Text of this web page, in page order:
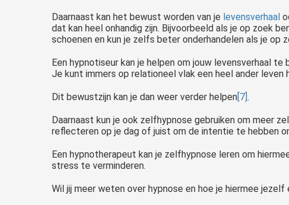
Daarnaast kan het bewust worden van je levensverhaal
dat kan heel onhandig zijn. Bijvoorbeeld als je op zoek
schoenen en kun je zelfs beter onderhandelen als je op
Een hypnotiseur kan je helpen om jouw levensverhaal
Je kunt immers op relationeel vlak een heel ander leven
Dit bewustzijn kan je dan weer verder helpen[7].
Daarnaast kun je ook zelfhypnose gebruiken om meer
reflecteren op je dag of juist om de intentie te hebben
Een hypnotherapeut kan je zelfhypnose leren om
stress te verminderen.
Wil jij meer weten over hypnose en hoe je hiermee jezelf